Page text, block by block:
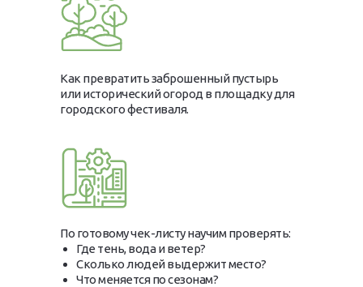
По готовому чек-листу научим проверять:
Где тень, вода и ветер?
Сколько людей выдержит место?
Что меняется по сезонам?
Как превратить заброшенный пустырь
или исторический огород в площадку для
городского фестиваля.